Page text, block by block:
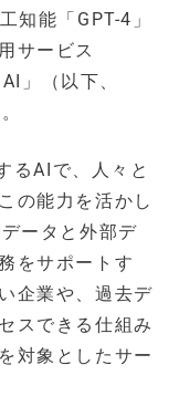
知能「GPT-4」
サービス
」（以下、
るAIで、人々と
の能力を活かし
ータと外部デ
をサポートす
企業や、過去デ
スできる仕組み
対象としたサー